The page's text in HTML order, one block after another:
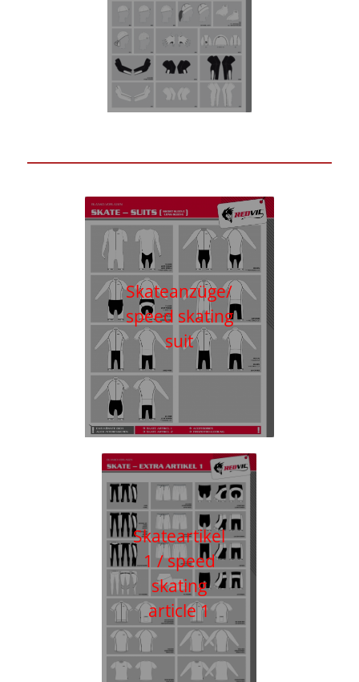
Skateanzüge/
speed skating
suit
Skateartikel
1 / speed
skating
article 1